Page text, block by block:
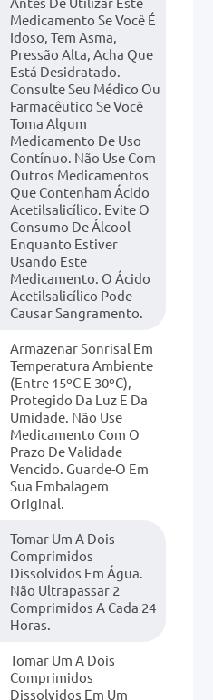
Medicamento Se Você É
Idoso, Tem Asma,
Pressão Alta, Acha Que
Está Desidratado.
Consulte Seu Médico Ou
Farmacêutico Se Você
Toma Algum
Medicamento De Uso
Contínuo. Não Use Com
Outros Medicamentos
Que Contenham Ácido
Acetilsalicílico. Evite O
Consumo De Álcool
Enquanto Estiver
Usando Este
Medicamento. O Ácido
Acetilsalicílico Pode
Causar Sangramento.
Armazenar Sonrisal Em
Temperatura Ambiente
(entre 15ºC E 30ºC),
Protegido Da Luz E Da
Umidade. Não Use
Medicamento Com O
Prazo De Validade
Vencido. Guarde-O Em
Sua Embalagem
Original.
Tomar Um A Dois
Comprimidos
Dissolvidos Em Água.
Não Ultrapassar 2
Comprimidos A Cada 24
Horas.
Tomar Um A Dois
Comprimidos
Dissolvidos Em Um